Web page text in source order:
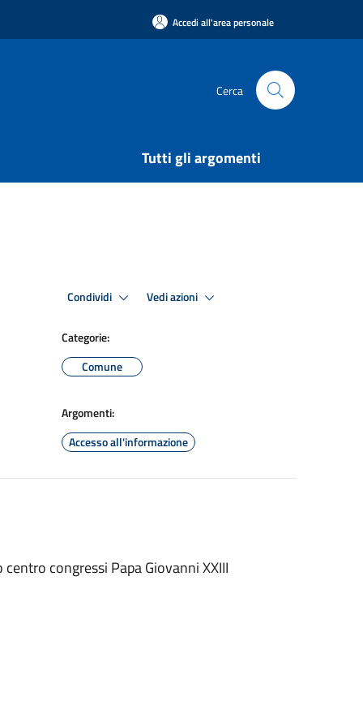
Accedi all'area personale
Cerca
Tutti gli argomenti
Condividi Vedi azioni
Categorie:
Comune
Argomenti:
Accesso all'informazione
congressi Papa Giovanni XXIII